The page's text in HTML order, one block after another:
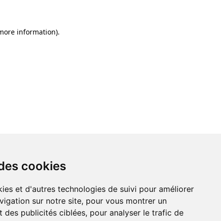
cookies
et d'autres technologies de suivi pour améliorer
sur notre site, pour vous montrer un
des publicités ciblées, pour analyser le trafic de
information).